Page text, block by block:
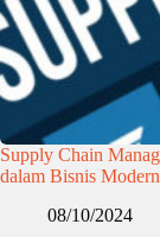
Supply Chain
dalam Bisnis Modern
08/10/2024